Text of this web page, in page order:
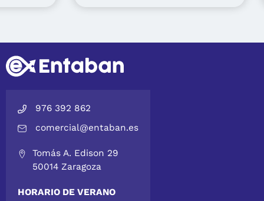
976 392 862
comercial@entaban.es
Tomás A. Edison 29
50014 Zaragoza
HORARIO DE VERANO